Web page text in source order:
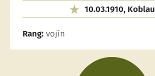
10.03.1910, Koblau
Rang: vojín